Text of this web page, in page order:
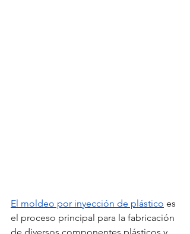
El moldeo por inyección de plástico es
el proceso principal para la fabricación